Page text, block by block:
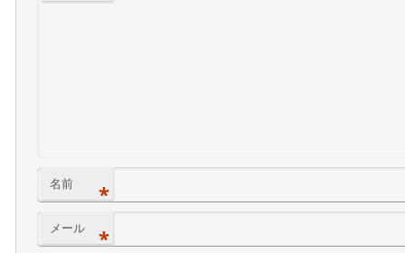
名前 *
メール *